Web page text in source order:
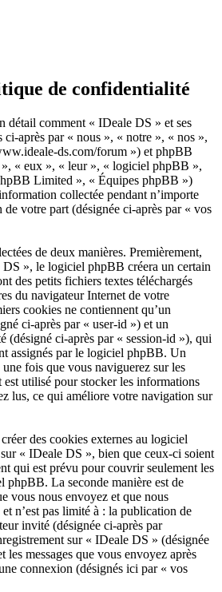
de confidentialité
détail comment « IDeale DS » et ses
ci-après par « nous », « notre », « nos »,
ds.com/forum ») et phpBB
« eux », « leur », « logiciel phpBB »,
Limited », « Équipes phpBB »)
collectée pendant n’importe
de votre part (désignée ci-après par « vos
de deux manières. Premièrement,
», le logiciel phpBB créera un certain
des petits fichiers textes téléchargés
du navigateur Internet de votre
cookies ne contiennent qu’un
ci-après par « user-id ») et un
(désigné ci-après par « session-id »), qui
assignés par le logiciel phpBB. Un
fois que vous naviguerez sur les
utilisé pour stocker les informations
lus, ce qui améliore votre navigation sur
des cookies externes au logiciel
« IDeale DS », bien que ceux-ci soient
qui est prévu pour couvrir seulement les
phpBB. La seconde manière est de
vous nous envoyez et que nous
n’est pas limité à : la publication de
invité (désignée ci-après par
sur « IDeale DS » (désignée
messages que vous envoyez après
connexion (désignés ici par « vos